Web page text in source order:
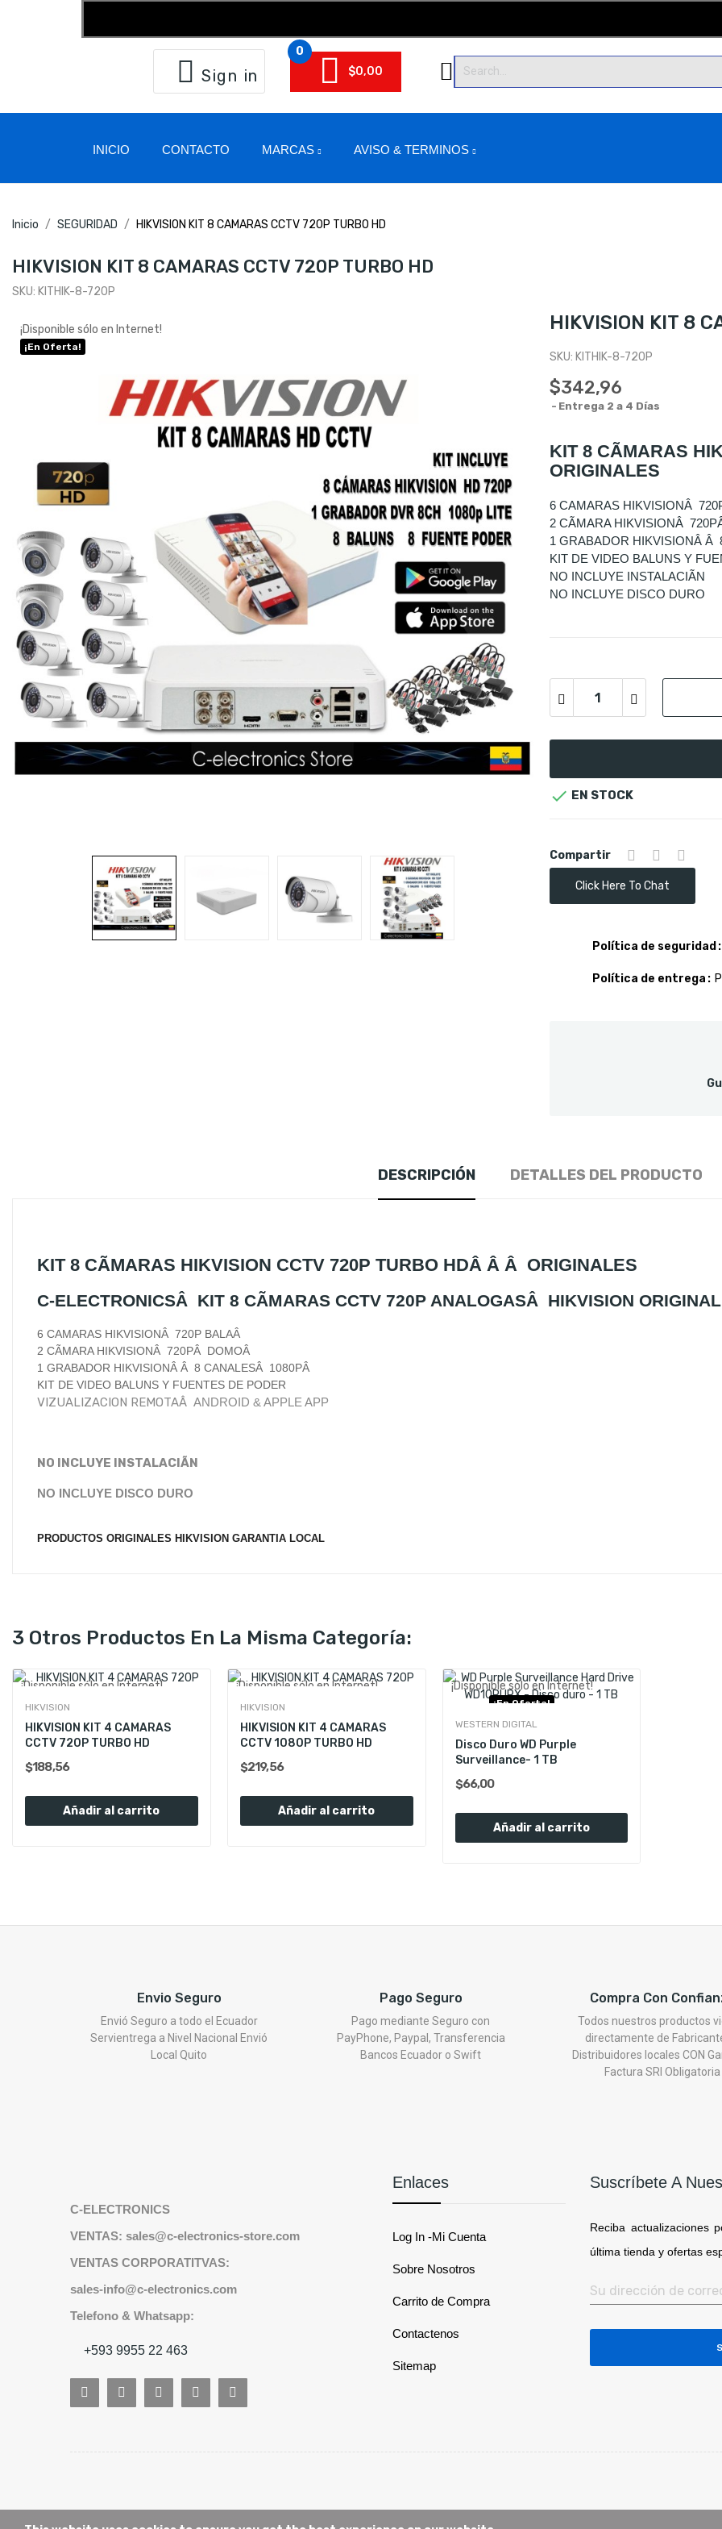
Sign in $0,00
0
INICIO CONTACTO MARCAS AVISO & TERMINOS
Inicio SEGURIDAD HIKVISION KIT 8 CAMARAS CCTV 720P TURBO HD
HIKVISION KIT 8 CAMARAS CCTV 720P TURBO HD
SKU: KITHIK-8-720P
¡Disponible sólo en Internet!
¡En Oferta!
HIKVISION KIT 8
SKU: KITHIK-8-720P
$342,96
Entrega 2 a 4 Días
KIT 8 CÃMARAS
ORIGINALES
6 CAMARAS HIKVISIONÂ
2 CÃMARA HIKVISIONÂ
1 GRABADOR HIKVISIONÂ Â
KIT DE VIDEO BALUNS Y
NO INCLUYE INSTALACIÃN
NO INCLUYE DISCO DURO
 EN STOCK
Compartir
Click Here To Chat
Política de seguridad
Política de entrega
DESCRIPCIÓN DETALLES DEL PRODUCTO
KIT 8 CÃMARAS HIKVISION CCTV 720P TURBO HDÂ Â Â ORIGINALES
C-ELECTRONICSÂ KIT 8 CÃMARAS CCTV 720P ANALOGASÂ HIKVISION
6 CAMARAS HIKVISIONÂ 720P BALAÂ
2 CÃMARA HIKVISIONÂ 720PÂ DOMOÂ
1 GRABADOR HIKVISIONÂ Â 8 CANALESÂ 1080PÂ
KIT DE VIDEO BALUNS Y FUENTES DE PODER
VIZUALIZACION REMOTAÂ ANDROID & APPLE APP
NO INCLUYE INSTALACIÃN
NO INCLUYE DISCO DURO
PRODUCTOS ORIGINALES HIKVISION GARANTIA LOCAL
3 Otros Productos En La Misma Categoría:
¡Disponible sólo en Internet!
¡En Oferta!
HIKVISION
HIKVISION KIT 4 CAMARAS
CCTV 720P TURBO HD
$188,56
Añadir al carrito
¡Disponible sólo en Internet!
¡En Oferta!
HIKVISION
HIKVISION KIT 4 CAMARAS
CCTV 1080P TURBO HD
$219,56
Añadir al carrito
¡Disponible sólo en Internet!
¡En Oferta!
WESTERN DIGITAL
Disco Duro WD Purple
Surveillance- 1 TB
$66,00
Añadir al carrito
Envio Seguro
Envió Seguro a todo el Ecuador
Servientrega a Nivel Nacional Envió
Local Quito
Pago Seguro
Pago mediante Seguro con
PayPhone, Paypal, Transferencia
Bancos Ecuador o Swift
Compra Con
Todos nuestros productos
directamente de
Distribuidores locales CON
Factura SRI Obligatoria
C-ELECTRONICS
VENTAS: sales@c-electronics-store.com
VENTAS CORPORATITVAS:
sales-info@c-electronics.com
Telefono & Whatsapp:
+593 9955 22 463
Enlaces
Log In -Mi Cuenta
Sobre Nosotros
Carrito de Compra
Contactenos
Sitemap
Suscríbete A
Reciba actualizaciones
última tienda y ofertas